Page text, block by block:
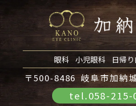
眼科 小児眼科 日帰
〒500-8486 岐阜市加納
tel.058-215-